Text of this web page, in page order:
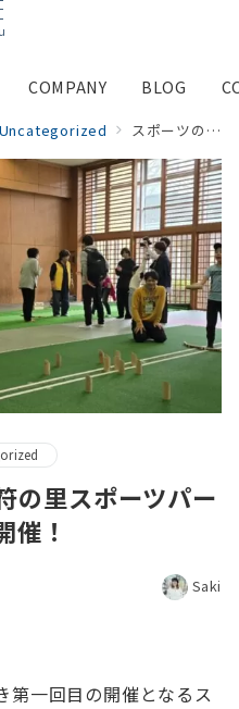
COMPANY BLOG
Uncategorized スポーツの祭典「十符の里スポーツパークフェスティバル」開催！
の里スポーツパー
催！
Saki
第一回目の開催となるス